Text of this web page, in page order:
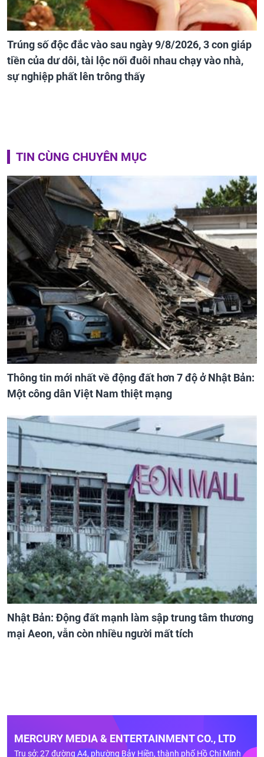
Trúng số độc đắc vào sau ngày 9/8/2026, 3 con giáp
tiền của dư dôi, tài lộc nối đuôi nhau chạy vào nhà,
sự nghiệp phất lên trông thấy
TIN CÙNG CHUYÊN MỤC
Thông tin mới nhất về động đất hơn 7 độ ở Nhật Bản:
Một công dân Việt Nam thiệt mạng
Nhật Bản: Động đất mạnh làm sập trung tâm thương
mại Aeon, vẫn còn nhiều người mất tích
MERCURY MEDIA & ENTERTAINMENT CO., LTD
Trụ sở: 27 đường A4, phường Bảy Hiền, thành phố Hồ Chí Minh